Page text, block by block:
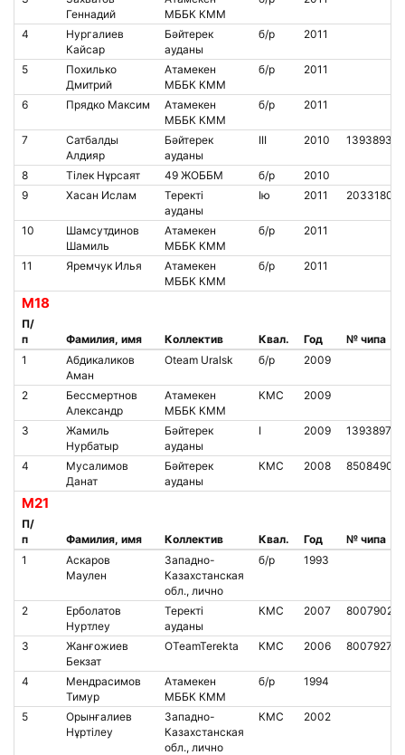
Геннадий
МББК КММ
4
Нургалиев
Кайсар
Бәйтерек
ауданы
б/р 2011
5
Похилько
Дмитрий
Атамекен
МББК КММ
б/р 2011
6 Прядко Максим
Атамекен
МББК КММ
б/р 2011
7
Сатбалды
Алдияр
Бәйтерек
ауданы
III 2010 1393893
8 Тілек Нұрсаят 49 ЖОББМ б/р
2010
9
Хасан Ислам
Теректі
ауданы
Iю 2011 2033180
10
Шамсутдинов
Шамиль
Атамекен
МББК КММ
б/р 2011
11 Яремчук Илья
Атамекен
МББК КММ
б/р 2011
М18
П/
п
Фамилия, имя Коллектив Квал. Год
№ чипа
1
Абдикаликов
Аман
Oteam Uralsk б/р 2009
2
Бессмертнов
Александр
Атамекен
МББК КММ
КМС 2009
3
Жамиль
Нурбатыр
Бәйтерек
ауданы
I 2009 1393897
4
Мусалимов
Данат
Бәйтерек
ауданы
КМС 2008 8508490
М21
П/
п
Фамилия, имя Коллектив Квал. Год
№ чипа
1
Аскаров
Маулен
Западно-
Казахстанская
обл., лично
б/р 1993
2
Ерболатов
Нуртлеу
Теректі
ауданы
КМС 2007 8007902
3
Жанғожиев
Бекзат
OTeamTerekta КМС 2006 8007927
4
Мендрасимов
Тимур
Атамекен
МББК КММ
б/р 1994
5
Орынғалиев
Нұртілеу
Западно-
Казахстанская
обл., лично
КМС 2002